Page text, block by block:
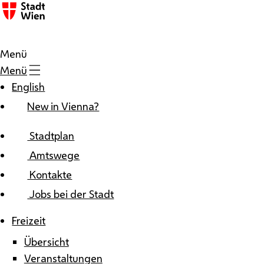
Zum Inhalt
Menü
Menü
English
New in Vienna?
Stadtplan
Amtswege
Kontakte
Jobs bei der Stadt
Freizeit
Übersicht
Veranstaltungen